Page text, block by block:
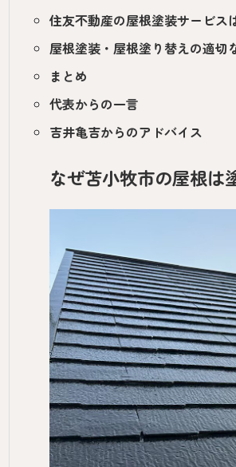
住友不動産の屋根塗装サービス
屋根塗装・屋根塗り替えの適切
まとめ
代表からの一言
吉井亀吉からのアドバイス
なぜ苫小牧市の屋根は